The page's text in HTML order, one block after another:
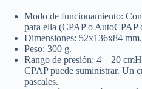
Modo de funcionamiento:
para ella (CPAP o AutoCPAP
Dimensiones: 52x136x84
Peso: 300 g.
Rango de presión: 4 – 20
CPAP puede suministrar. Un
pascales.